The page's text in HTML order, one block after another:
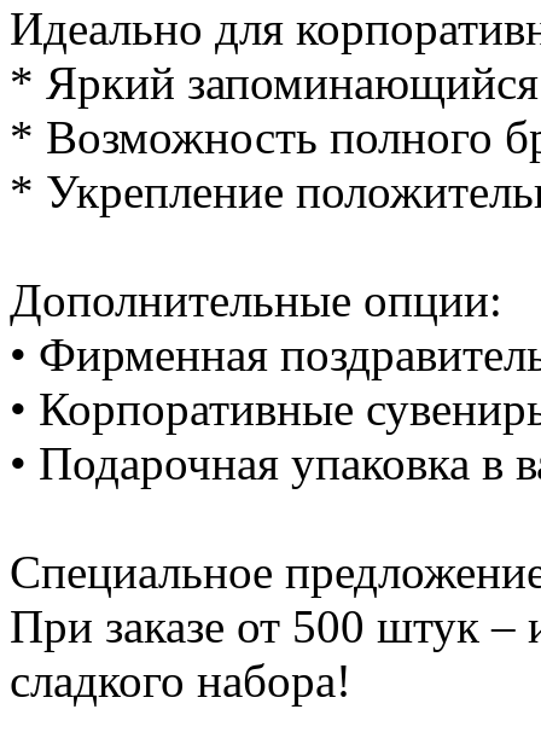
Идеально для
* Яркий запоминающийся
* Возможность полного
* Укрепление
Дополнительные опции:
• Фирменная
• Корпоративные
• Подарочная упаковка в
Специальное
При заказе от 500 штук –
сладкого набора!